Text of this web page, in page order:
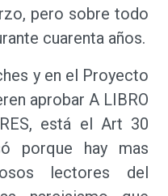
pero sobre todo
cuarenta años.
y en el Proyecto
aprobar A LIBRO
está el Art 30
porque hay mas
lectores del